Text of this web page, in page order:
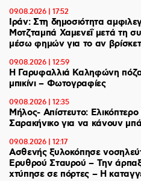
09.08.2026 | 17:52
Ιράν: Στη δημοσιότητα
Μοτζταμπά Χαμενεΐ μετά τη
μέσω φημών για το αν
09.08.2026 | 12:59
Η Γαρυφαλλιά Καληφώνη
μπικίνι – Φωτογραφίες
09.08.2026 | 12:35
Μήλος- Απίστευτο:
Σαρακήνικο για να κάνουν
09.08.2026 | 12:17
Ασθενής ξυλοκόπησε
Ερυθρού Σταυρού – Tην
χτύπησε σε πόρτες – Η